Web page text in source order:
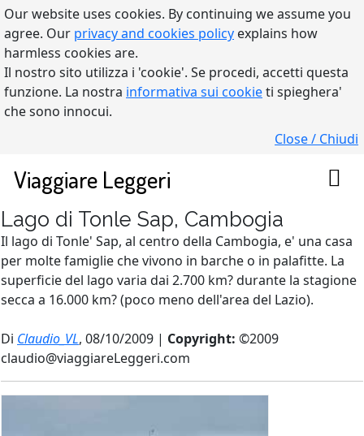
Our website uses cookies. By continuing we assume you
agree. Our privacy and cookies policy explains how
harmless cookies are.
Il nostro sito utilizza i 'cookie'. Se procedi, accetti questa
funzione. La nostra informativa sui cookieti spieghera'
che sono innocui.
Close / Chiudi
Viaggiare Leggeri
Lago di Tonle Sap, Cambogia
Il lago di Tonle' Sap, al centro della Cambogia, e' una casa
per molte famiglie che vivono in barche o in palafitte. La
superficie del lago varia dai 2.700 km? durante la stagione
secca a 16.000 km? (poco meno dell'area del Lazio).
Di Claudio_VL, 08/10/2009 | Copyright: ©2009
claudio@viaggiareLeggeri.com